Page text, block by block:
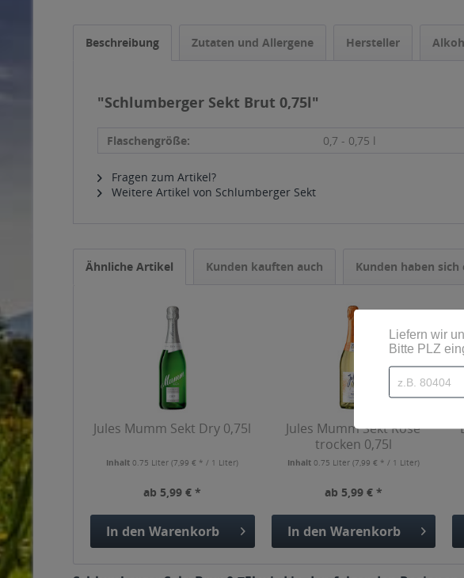
Beschreibung Zutaten und Allergene Hersteller
"Schlumberger Sekt Brut 0,75l"
Flaschengröße: 0,7 - 0,75 l
Fragen zum Artikel?
Weitere Artikel von Schlumberger Sekt
Ähnliche Artikel Kunden kauften auch Kunden haben sich
Jules Mumm Sekt Dry 0,75l
Inhalt0.75 Liter(7,99 € * / 1 Liter)
ab 5,99 € *
In den Warenkorb
Jules Mumm Sekt Rosé
trocken 0,75l
Inhalt 0.75 Liter (7,99 € * / 1 Liter)
ab 5,99 € *
In den Warenkorb